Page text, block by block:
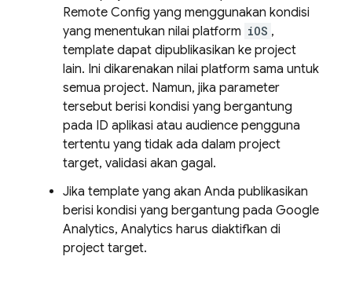
Remote Config yang menggunakan kondisi
yang menentukan nilai platform iOS ,
template dapat dipublikasikan ke project
lain. Ini dikarenakan nilai platform sama untuk
semua project. Namun, jika parameter
tersebut berisi kondisi yang bergantung
pada ID aplikasi atau audience pengguna
tertentu yang tidak ada dalam project
target, validasi akan gagal.
Jika template yang akan Anda publikasikan
berisi kondisi yang bergantung pada Google
Analytics, Analytics harus diaktifkan di
project target.